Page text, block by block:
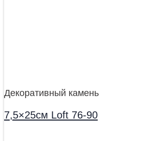
Декоративный камень
7,5×25см Loft 76-90